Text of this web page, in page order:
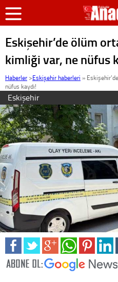
Eskişehir’de ölüm
kimliği var, ne nüfus
Haberler >Eskişehir haberleri »
nüfus kaydı!
Eskişehir